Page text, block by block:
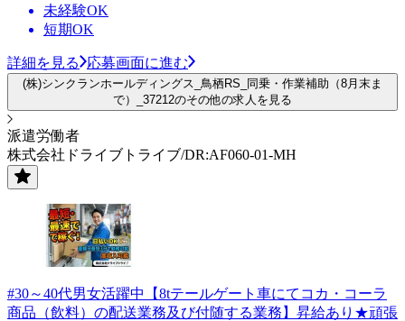
未経験OK
短期OK
詳細を見る 応募画面に進む
(株)シンクランホールディングス_鳥栖RS_同乗・作業補助（8月末ま
で）_37212のその他の求人を見る
派遣労働者
株式会社ドライブトライブ/DR:AF060-01-MH
#30～40代男女活躍中【8tテールゲート車にてコカ・コーラ
商品（飲料）の配送業務及び付随する業務】昇給あり★頑張